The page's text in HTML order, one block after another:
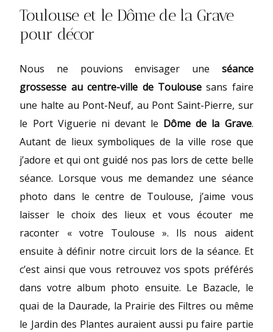
Toulouse et le Dôme de la Grave
pour décor
Nous ne pouvions envisager une séance
grossesse au centre-ville de Toulousesans faire
une halte au Pont-Neuf, au Pont Saint-Pierre, sur
le Port Viguerie ni devant le Dôme de la Grave.
Autant de lieux symboliques de la ville rose que
j’adore et qui ont guidé nos pas lors de cette belle
séance. Lorsque vous me demandez une séance
photo dans le centre de Toulouse, j’aime vous
laisser le choix des lieux et vous écouter me
raconter « votre Toulouse ». Ils nous aident
ensuite à définir notre circuit lors de la séance. Et
c’est ainsi que vous retrouvez vos spots préférés
dans votre album photo ensuite. Le Bazacle, le
quai de la Daurade, la Prairie des Filtres ou même
le Jardin des Plantes auraient aussi pu faire partie